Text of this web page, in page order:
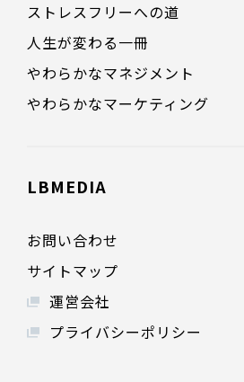
ストレスフリーへの道
人生が変わる一冊
やわらかなマネジメント
やわらかなマーケティング
LBMEDIA
お問い合わせ
サイトマップ
運営会社
プライバシーポリシー